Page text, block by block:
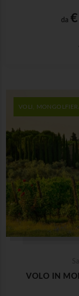
da
VOLI,
VOLO IN